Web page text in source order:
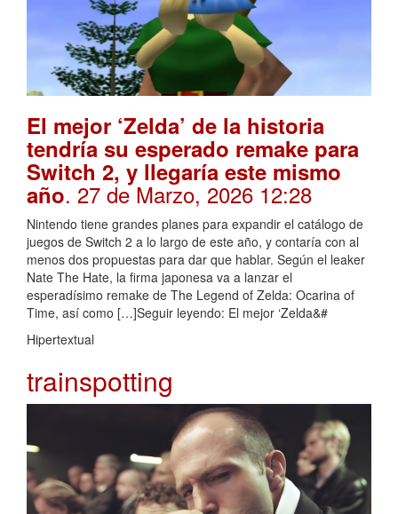
El mejor ‘Zelda’ de la historia
tendría su esperado remake para
Switch 2, y llegaría este mismo
año. 27 de Marzo, 2026 12:28
Nintendo tiene grandes planes para expandir el catálogo de
juegos de Switch 2 a lo largo de este año, y contaría con al
menos dos propuestas para dar que hablar. Según el leaker
Nate The Hate, la firma japonesa va a lanzar el
esperadísimo remake de The Legend of Zelda: Ocarina of
Time, así como […]Seguir leyendo: El mejor ‘Zelda&#
Hipertextual
trainspotting